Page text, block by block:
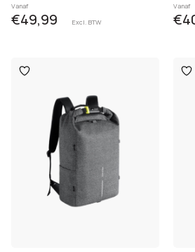
Vanaf
€49,99 Excl. BTW
Vanaf
Toevoegen
aan aan